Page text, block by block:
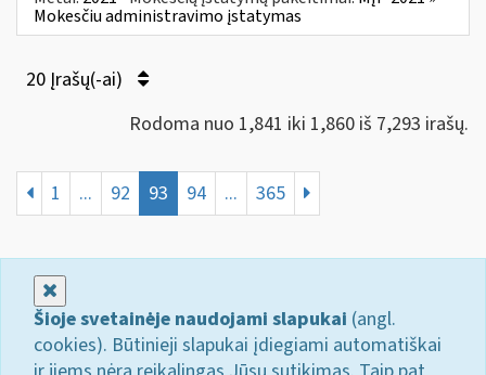
Mokesčiu administravimo įstatymas
20 Įrašų(-ai)
Rodoma nuo 1,841 iki 1,860 iš 7,293 irašų.
1 ... 92 93 94 ... 365
Šioje svetainėje naudojami slapukai (angl.
cookies). Būtinieji slapukai įdiegiami automatiškai